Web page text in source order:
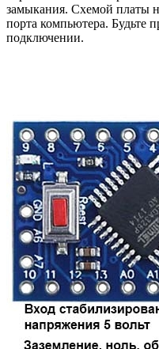
замыкания. Схемой платы
порта компьютера. Будьте
подключении.